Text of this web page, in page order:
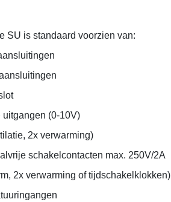
SU is standaard voorzien van:
uitgangen (0-10V)
2x verwarming)
schakelcontacten max. 250V/2A
2x verwarming of tijdschakelklokken)